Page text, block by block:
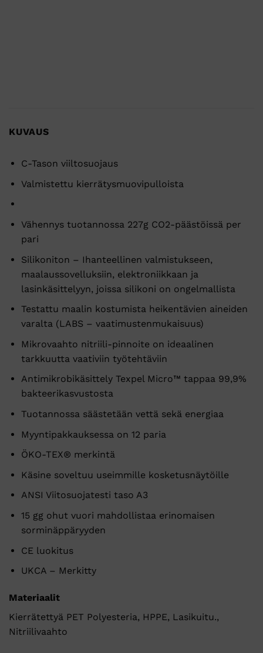
KUVAUS
C-Tason viiltosuojaus
Valmistettu kierrätysmuovipulloista
Vähennys tuotannossa 227g CO2-päästöissä per
pari
Silikoniton – Ihanteellinen valmistukseen,
maalaussovelluksiin, elektroniikkaan ja
lasinkäsittelyyn, joissa silikoni on ongelmallista
Testattu maalin kostumista heikentävien aineiden
varalta (LABS – vaatimustenmukaisuus)
Mikrovaahto nitriili-pinnoite on ideaalinen
tarkkuutta vaativiin työtehtäviin
Antimikrobikäsittely Texpel Micro™ tappaa 99,9%
bakteerikasvustosta
Tuotannossa säästetään vettä sekä energiaa
Myyntipakkauksessa on 12 paria
ÖKO-TEX® merkintä
Käsine soveltuu useimmille kosketusnäytöille
ANSI Viitosuojatesti taso A3
15 gg ohut vuori mahdollistaa erinomaisen
sorminäppäryyden
CE luokitus
UKCA – Merkitty
Materiaalit
Kierrätettyä PET Polyesteria, HPPE, Lasikuitu.,
Nitriilivaahto